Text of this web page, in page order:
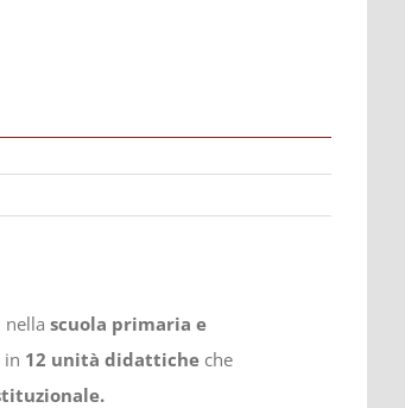
nella scuola primaria e
in 12 unità didattiche che